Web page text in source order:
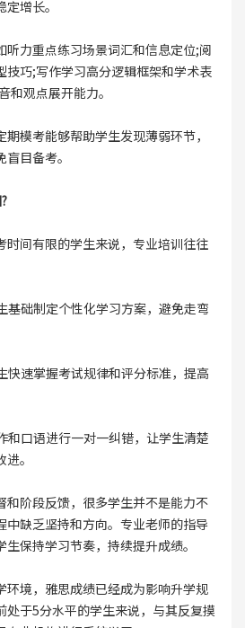
增长。
力重点练习场景词汇和信息定位;阅
技巧;写作学习高分逻辑框架和学术表
和观点展开能力。
模考能够帮助学生发现薄弱环节，
目备考。
时间有限的学生来说，专业培训往往
基础制定个性化学习方案，避免走弯
快速掌握考试规律和评分标准，提高
和口语进行一对一纠错，让学生清楚
。
和阶段反馈，很多学生并不是能力不
中缺乏坚持和方向。专业老师的指导
保持学习节奏，持续提升成绩。
环境，雅思成绩已经成为影响升学规
处于5分水平的学生来说，与其反复摸